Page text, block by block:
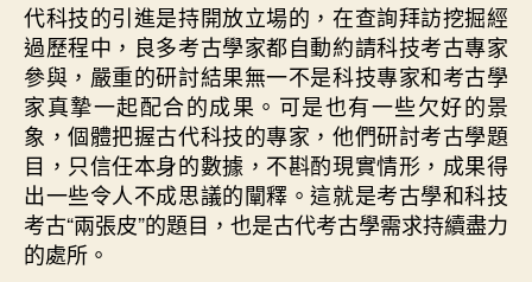
代科技的引進是持開放立場的，在查詢拜訪挖掘經
過歷程中，良多考古學家都自動約請科技考古專家
參與，嚴重的研討結果無一不是科技專家和考古學
家真摯一起配合的成果。可是也有一些欠好的景
象，個體把握古代科技的專家，他們研討考古學題
目，只信任本身的數據，不斟酌現實情形，成果得
出一些令人不成思議的闡釋。這就是考古學和科技
考古“兩張皮”的題目，也是古代考古學需求持續盡力
的處所。